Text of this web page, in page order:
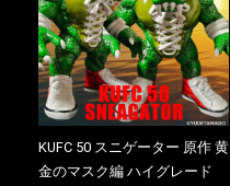
KUFC 50 スニゲーター 原作 黄
金のマスク編 ハイグレード